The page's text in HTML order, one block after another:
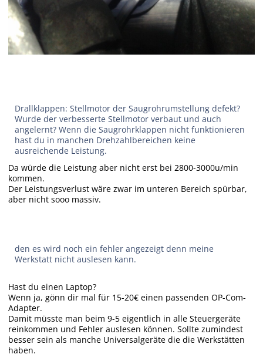
Drallklappen: Stellmotor der Saugrohrumstellung defekt?
Wurde der verbesserte Stellmotor verbaut und auch
angelernt? Wenn die Saugrohrklappen nicht funktionieren
hast du in manchen Drehzahlbereichen keine
ausreichende Leistung.
Da würde die Leistung aber nicht erst bei 2800-3000u/min
kommen.
Der Leistungsverlust wäre zwar im unteren Bereich spürbar,
aber nicht sooo massiv.
den es wird noch ein fehler angezeigt denn meine
Werkstatt nicht auslesen kann.
Hast du einen Laptop?
Wenn ja, gönn dir mal für 15-20€ einen passenden OP-Com-
Adapter.
Damit müsste man beim 9-5 eigentlich in alle Steuergeräte
reinkommen und Fehler auslesen können. Sollte zumindest
besser sein als manche Universalgeräte die die Werkstätten
haben.